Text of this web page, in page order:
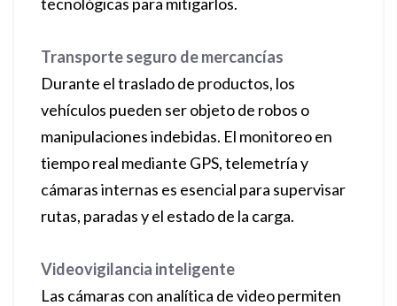
Transporte seguro de mercancías
Durante el traslado de productos, los
vehículos pueden ser objeto de robos o
manipulaciones indebidas. El monitoreo en
tiempo real mediante GPS, telemetría y
cámaras internas es esencial para supervisar
rutas, paradas y el estado de la carga.
Videovigilancia inteligente
Las cámaras con analítica de video permiten